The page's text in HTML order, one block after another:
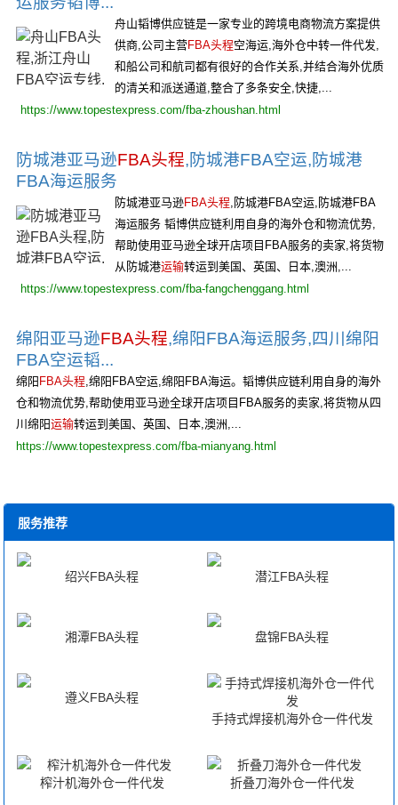
舟山韬博供应链是一家专业的跨境电商物流方案提供
供商,公司主营FBA头程空海运,海外仓中转一件代发,
和船公司和航司都有很好的合作关系,并结合海外优质
的清关和派送通道,整合了多条安全,快捷,...
https://www.topestexpress.com/fba-zhoushan.html
防城港亚马逊FBA头程,防城港FBA空运,防城港
FBA海运服务
防城港亚马逊FBA头程,防城港FBA空运,防城港FBA
海运服务 韬博供应链利用自身的海外仓和物流优势,
帮助使用亚马逊全球开店项目FBA服务的卖家,将货物
从防城港运输转运到美国、英国、日本,澳洲,...
https://www.topestexpress.com/fba-fangchenggang.html
绵阳亚马逊FBA头程,绵阳FBA海运服务,四川绵阳
FBA空运韬...
绵阳 FBA头程,绵阳FBA空运,绵阳FBA海运。韬博供应链利用自身的海外
仓和物流优势,帮助使用亚马逊全球开店项目FBA服务的卖家,将货物从四
川绵阳运输转运到美国、英国、日本,澳洲,...
https://www.topestexpress.com/fba-mianyang.html
服务推荐
绍兴FBA头程 潜江FBA头程
湘潭FBA头程 盘锦FBA头程
遵义FBA头程
手持式焊接机海外仓一件代发
榨汁机海外仓一件代发 折叠刀海外仓一件代发